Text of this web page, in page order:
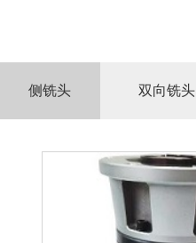
侧铣头 双向铣头